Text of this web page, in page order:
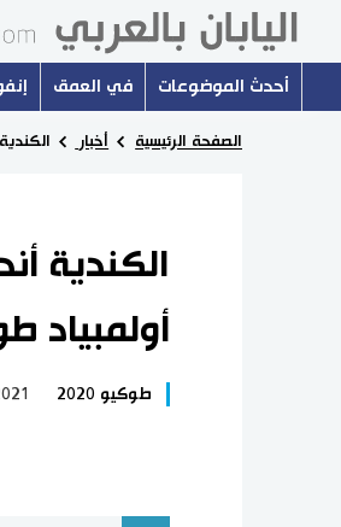
أحدث الموضوعات في العمق
الصفحة الرئيسية أخبار
الكندية
أولمبياد
طوكيو 2020